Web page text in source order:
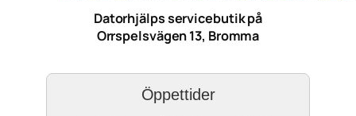
Datorhjälps servicebutik på
Orrspelsvägen 13, Bromma
Öppettider